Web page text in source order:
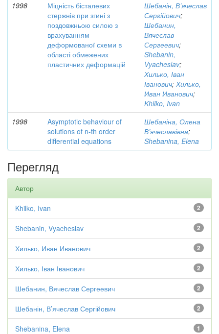
1998
Міцність бісталевих
стержнів при згині з
поздовжньою силою з
врахуванням
деформованої схеми в
області обмежених
пластичних деформацій
Шебанін, В’ячеслав
Сергійович;
Шебанин,
Вячеслав
Сергеевич;
Shebanin,
Vyacheslav;
Хилько, Іван
Іванович; Хилько,
Иван Иванович;
Khilko, Ivan
1998
Asymptotic behaviour of
solutions of n-th order
differential equations
Шебаніна, Олена
В’ячеславівна;
Shebanina, Elena
Перегляд
Автор
2
Khilko, Ivan
2
Shebanin, Vyacheslav
2
Хилько, Иван Иванович
2
Хилько, Іван Іванович
2
Шебанин, Вячеслав Сергеевич
2
Шебанін, В’ячеслав Сергійович
1
Shebanina, Elena